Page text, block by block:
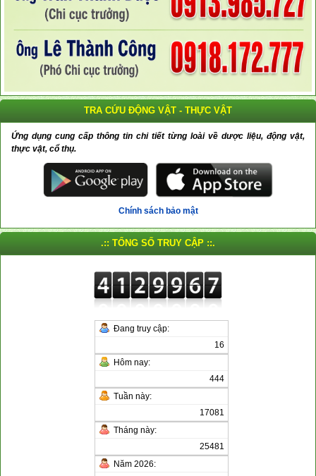
TRA CỨU ĐỘNG VẬT - THỰC VẬT
Ứng dụng cung cấp thông tin chi tiết từng loài về dược liệu, động vật,
thực vật, cổ thụ.
Chính sách bảo mật
.:: TỔNG SỐ TRUY CẬP ::.
Đang truy cập:
16
Hôm nay:
444
Tuần này:
17081
Tháng này:
25481
Năm 2026: